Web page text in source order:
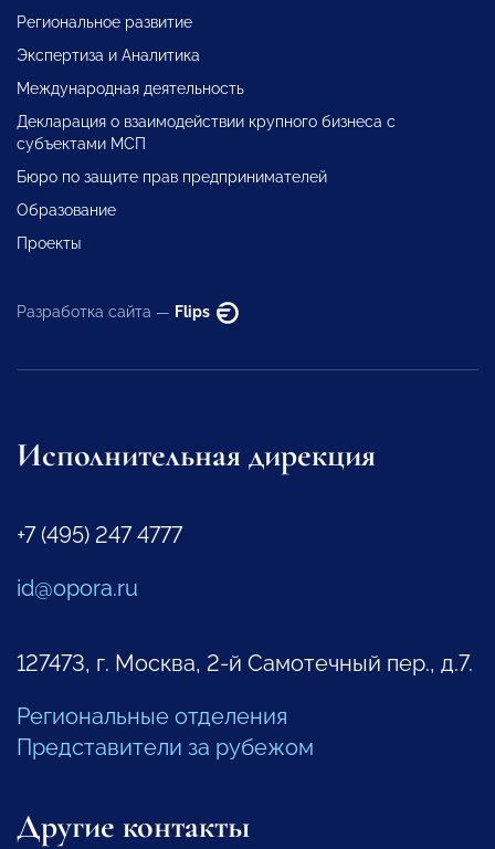
Региональное развитие
Экспертиза и Аналитика
Международная деятельность
Декларация о взаимодействии крупного бизнеса с
субъектами МСП
Бюро по защите прав предпринимателей
Образование
Проекты
Разработка сайта — Flips
Исполнительная дирекция
+7 (495) 247 4777
id@opora.ru
127473, г. Москва, 2-й Самотечный пер., д.7.
Региональные отделения
Представители за рубежом
Другие контакты